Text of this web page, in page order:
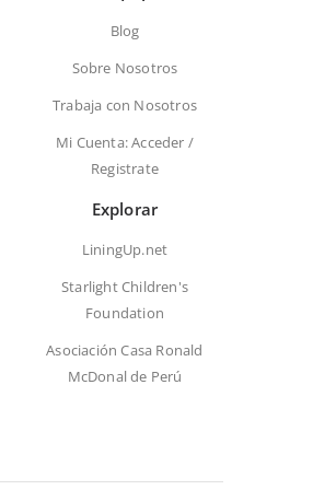
Blog
Sobre Nosotros
Trabaja con Nosotros
Mi Cuenta: Acceder /
Registrate
Explorar
LiningUp.net
Starlight Children's
Foundation
Asociación Casa Ronald
McDonal de Perú